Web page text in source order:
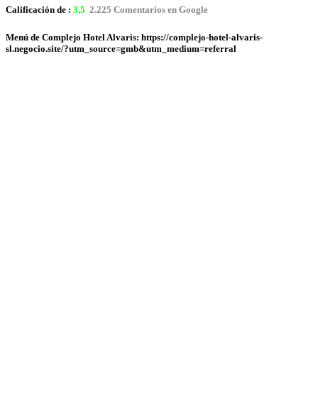
Calificación de : 3,5 2.225 Comentarios en Google
Menú de Complejo Hotel Alvaris: https://complejo-hotel-alvaris-
sl.negocio.site/?utm_source=gmb&utm_medium=referral